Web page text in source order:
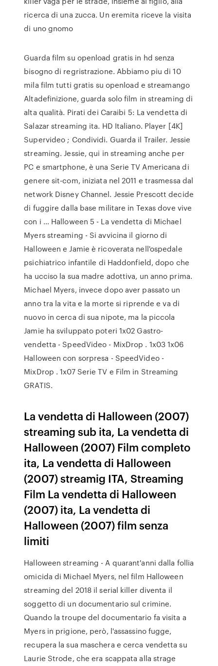
ricerca di una zucca. Un eremita riceve la visita
di uno gnomo
Guarda film su openload gratis in hd senza
bisogno di regristrazione. Abbiamo piu di 10
mila film tutti gratis su openload e streamango
Altadefinizione, guarda solo film in streaming di
alta qualità. Pirati dei Caraibi 5: La vendetta di
Salazar streaming ita. HD Italiano. Player [4K]
Supervideo ; Condividi. Guarda il Trailer. Jessie
streaming. Jessie, qui in streaming anche per
PC e smartphone, è una Serie TV Americana di
genere sit-com, iniziata nel 2011 e trasmessa dal
network Disney Channel. Jessie Prescott decide
di fuggire dalla base militare in Texas dove vive
con i … Halloween 5 - La vendetta di Michael
Myers streaming - Si avvicina il giorno di
Halloween e Jamie è ricoverata nell'ospedale
psichiatrico infantile di Haddonfield, dopo che
ha ucciso la sua madre adottiva, un anno prima.
Michael Myers, invece dopo aver passato un
anno tra la vita e la morte si riprende e va di
nuovo in cerca di sua nipote, ma la piccola
Jamie ha sviluppato poteri 1x02 Gastro-
vendetta - SpeedVideo - MixDrop . 1x03 1x06
Halloween con sorpresa - SpeedVideo -
MixDrop . 1x07 Serie TV e Film in Streaming
GRATIS.
La vendetta di Halloween (2007)
streaming sub ita, La vendetta di
Halloween (2007) Film completo
ita, La vendetta di Halloween
(2007) streamig ITA, Streaming
Film La vendetta di Halloween
(2007) ita, La vendetta di
Halloween (2007) film senza
limiti
Halloween streaming - A quarant'anni dalla follia
omicida di Michael Myers, nel film Halloween
streaming del 2018 il serial killer diventa il
soggetto di un documentario sul crimine.
Quando la troupe del documentario fa visita a
Myers in prigione, però, l'assassino fugge,
recupera la sua maschera e cerca vendetta su
Laurie Strode, che era scappata alla strage